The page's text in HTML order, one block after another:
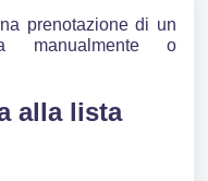
prenotazione di un
manualmente o
alla lista